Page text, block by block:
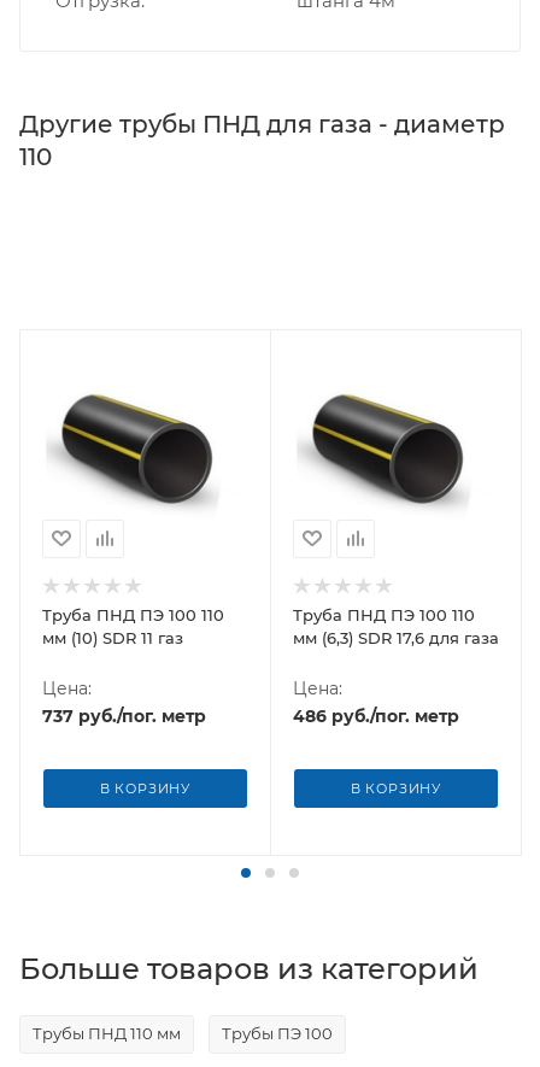
Другие трубы ПНД для газа - диаметр
110
Труба ПНД ПЭ 100 110
мм (10) SDR 11 газ
Цена:
737 руб./пог. метр
В КОРЗИНУ
Труба ПНД ПЭ 100 110
мм (6,3) SDR 17,6 для газа
Цена:
486 руб./пог. метр
В КОРЗИНУ
Больше товаров из категорий
Трубы ПНД 110 мм Трубы ПЭ 100